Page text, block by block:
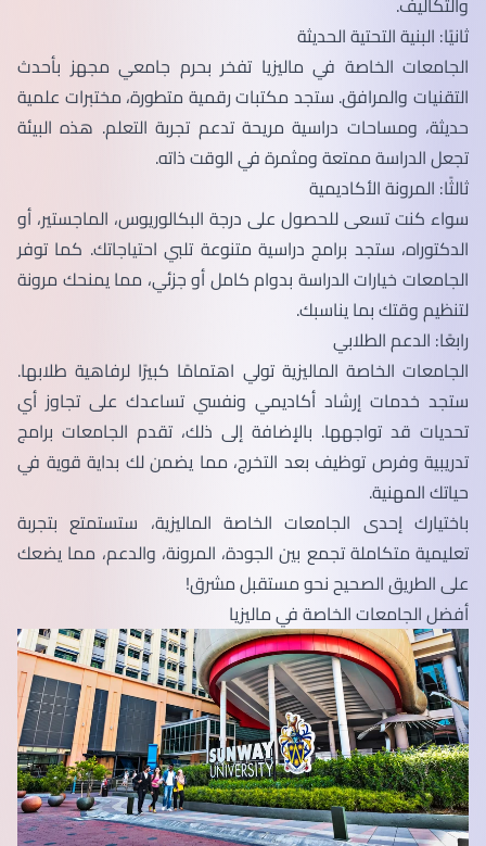
ثانيًا: البنية التحتية الحديثة
الجامعات الخاصة في ماليزيا تفخر بحرم جامعي مجهز بأحدث
التقنيات والمرافق. ستجد مكتبات رقمية متطورة، مختبرات علمية
حديثة، ومساحات دراسية مريحة تدعم تجربة التعلم. هذه البيئة
تجعل الدراسة ممتعة ومثمرة في الوقت ذاته.
ثالثًا: المرونة الأكاديمية
سواء كنت تسعى للحصول على درجة البكالوريوس، الماجستير، أو
الدكتوراه، ستجد برامج دراسية متنوعة تلبي احتياجاتك. كما توفر
الجامعات خيارات الدراسة بدوام كامل أو جزئي، مما يمنحك مرونة
لتنظيم وقتك بما يناسبك.
رابعًا: الدعم الطلابي
الجامعات الخاصة الماليزية تولي اهتمامًا كبيرًا لرفاهية طلابها.
ستجد خدمات إرشاد أكاديمي ونفسي تساعدك على تجاوز أي
تحديات قد تواجهها. بالإضافة إلى ذلك، تقدم الجامعات برامج
تدريبية وفرص توظيف بعد التخرج، مما يضمن لك بداية قوية في
حياتك المهنية.
باختيارك إحدى الجامعات الخاصة الماليزية، ستستمتع بتجربة
تعليمية متكاملة تجمع بين الجودة، المرونة، والدعم، مما يضعك
على الطريق الصحيح نحو مستقبل مشرق!
أفضل الجامعات الخاصة في ماليزيا